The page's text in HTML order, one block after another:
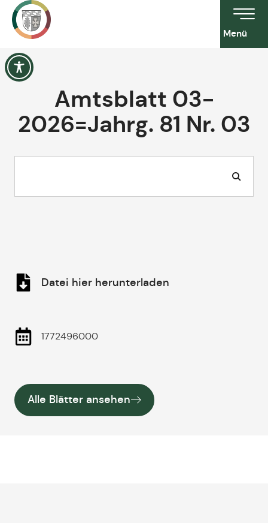
Menü
Amtsblatt 03-
2026=Jahrg. 81 Nr. 03
Datei hier herunterladen
1772496000
Alle Blätter ansehen